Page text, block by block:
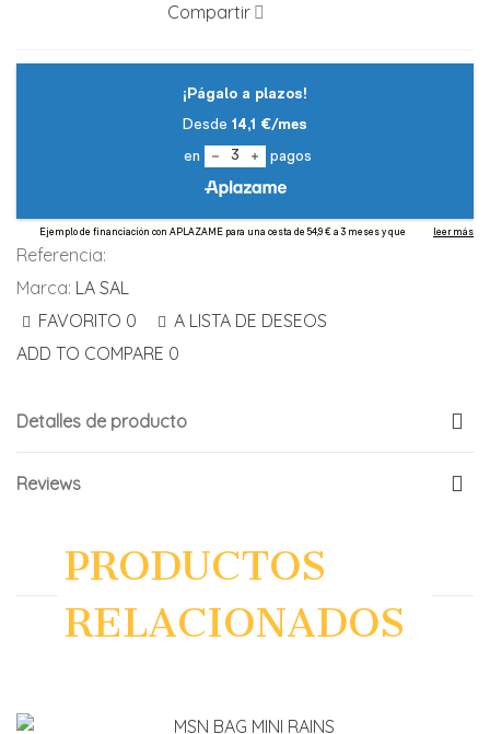
Compartir
Referencia:
Marca: LA SAL
FAVORITO 0
A LISTA DE DESEOS
ADD TO COMPARE 0
Detalles de producto
Reviews
PRODUCTOS
RELACIONADOS